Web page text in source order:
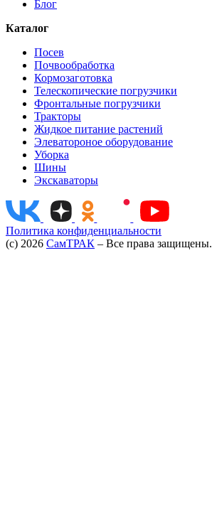
Блог
Каталог
Посев
Почвообработка
Кормозаготовка
Телескопические погрузчики
Фронтальные погрузчики
Тракторы
Жидкое питание растений
Элеватороное оборудование
Уборка
Шины
Экскаваторы
Политика конфиденциальности
(c) 2026 СамТРАК – Все права защищены.